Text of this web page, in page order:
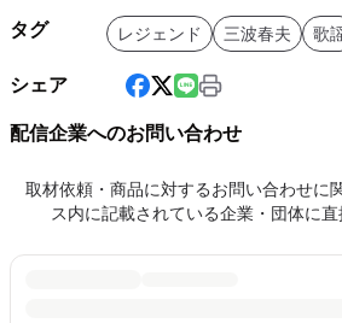
タグ レジェンド 三波春夫 歌
シェア
配信企業へのお問い合わせ
取材依頼・商品に対するお問い合わせに
ス内に記載されている企業・団体に直